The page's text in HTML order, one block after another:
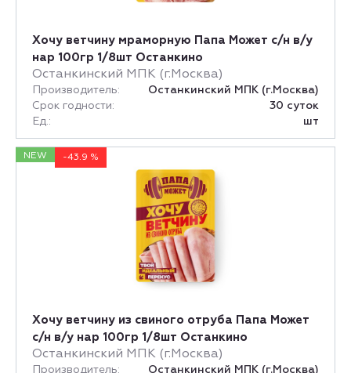
Хочу ветчину мраморную Папа Может с/н в/у
нар 100гр 1/8шт Останкино
Останкинский МПК (г.Москва)
Производитель:
Останкинский МПК (г.Москва)
Срок годности:
30 суток
Ед.:
шт
NEW -43.9 %
Хочу ветчину из свиного отруба Папа Может
с/н в/у нар 100гр 1/8шт Останкино
Останкинский МПК (г.Москва)
Производитель:
Останкинский МПК (г.Москва)